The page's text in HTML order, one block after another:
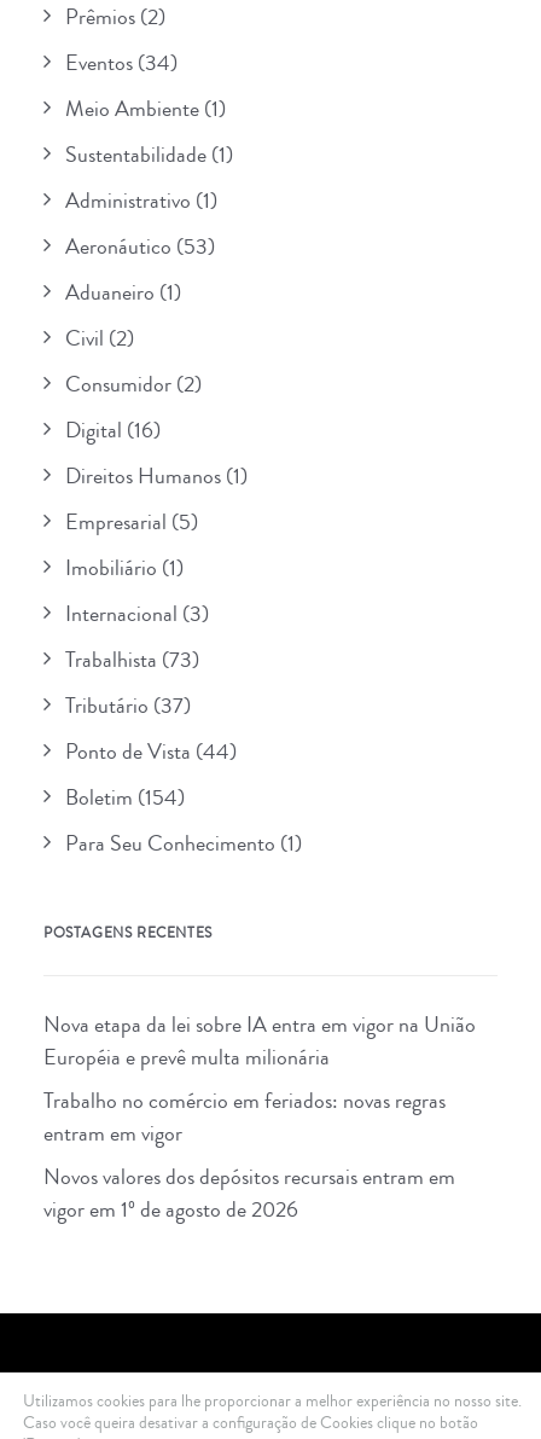
Prêmios(2)
Eventos(34)
Meio Ambiente(1)
Sustentabilidade(1)
Administrativo (1)
Aeronáutico (53)
Aduaneiro (1)
Civil (2)
Consumidor(2)
Digital (16)
Direitos Humanos(1)
Empresarial (5)
Imobiliário (1)
Internacional (3)
Trabalhista (73)
Tributário (37)
Ponto de Vista (44)
Boletim (154)
Para Seu Conhecimento (1)
POSTAGENS RECENTES
Nova etapa da lei sobre IA entra em vigor na União
Européia e prevê multa milionária
Trabalho no comércio em feriados: novas regras
entram em vigor
Novos valores dos depósitos recursais entram em
vigor em 1º de agosto de 2026
2021 Di Ciero Advogados © All rights reserved .Política de Privacidade
Utilizamos cookies para lhe proporcionar a melhor experiência no nosso site.
Caso você queira desativar a configuração de Cookies clique no botão